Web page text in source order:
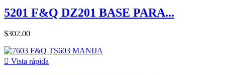
5201 F&Q DZ201 BASE PARA...
$302.00
 Vista rápida